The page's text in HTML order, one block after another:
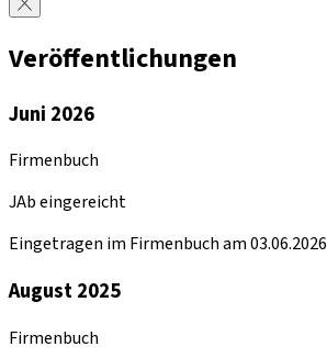
Veröffentlichungen
Juni 2026
Firmenbuch
JAb eingereicht
Eingetragen im Firmenbuch am 03.06.2026
August 2025
Firmenbuch